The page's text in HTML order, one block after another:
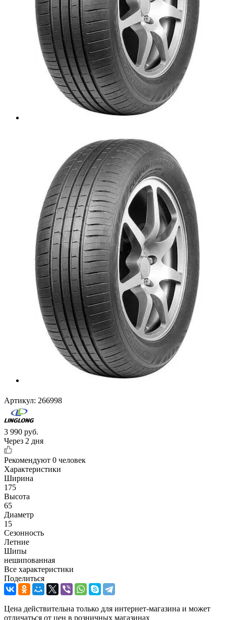
Артикул: 266998
3 990 руб.
Через 2 дня
Рекомендуют 0 человек
Характеристики
Ширина
175
Высота
65
Диаметр
15
Сезонность
Летние
Шипы
нешипованная
Все характеристики
Поделиться
Цена действительна только для интернет-магазина и может
отличаться от цен в розничных магазинах